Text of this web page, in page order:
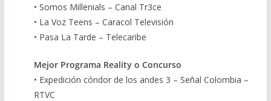
• Somos Millenials – Canal Tr3ce
• La Voz Teens – Caracol Televisión
• Pasa La Tarde – Telecaribe
Mejor Programa Reality o Concurso
• Expedición cóndor de los andes 3 – Señal Colombia –
RTVC